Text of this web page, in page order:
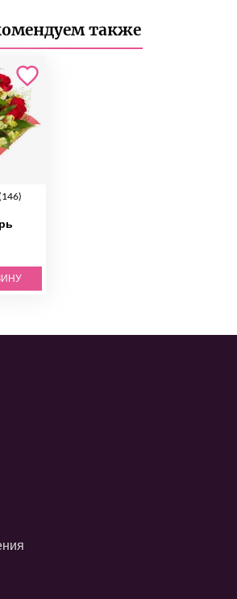
также